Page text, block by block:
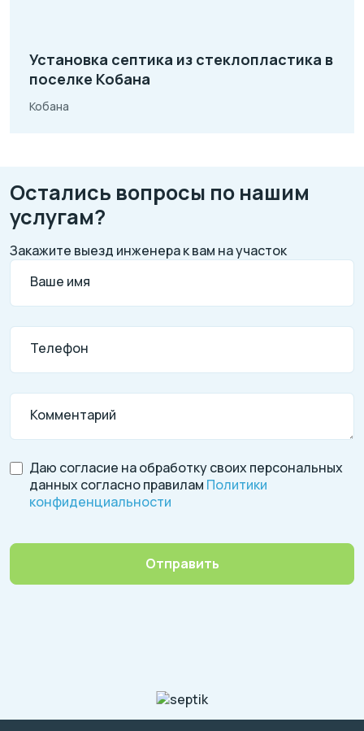
Установка септика из стеклопластика в
поселке Кобана
Кобана
Остались вопросы по нашим
услугам?
Закажите выезд инженера к вам на участок
Ваше имя
Телефон
Комментарий
Даю согласие на обработку своих персональных
данных согласно правилам Политики
конфиденциальности
Отправить